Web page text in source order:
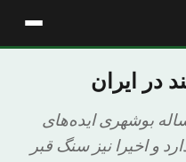
در ایران
پورحیاوی مخترع ۱۷ ساله بوشهری ایده‌های
و اخیرا نیز سنگ قبر